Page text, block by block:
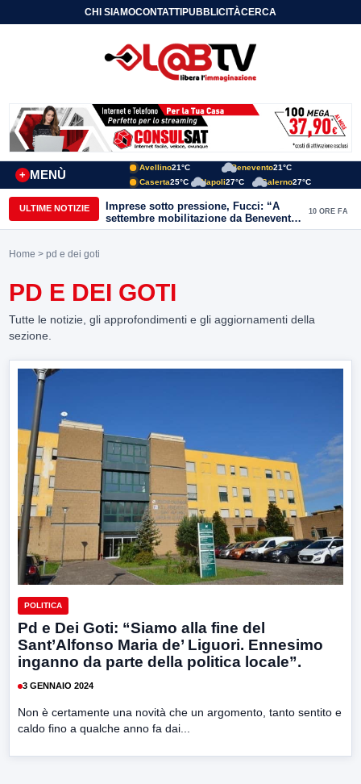
CHI SIAMOCONTATTIPUBBLICITÀCERCA
MENÙ
+
Avellino21°C Benevento21°C
Caserta25°C Napoli27°C Salerno27°C
ULTIME NOTIZIE
Imprese sotto pressione, Fucci: “A
settembre mobilitazione da Benevento
e Avellino”
10 ORE FA
Home > pd e dei goti
PD E DEI GOTI
Tutte le notizie, gli approfondimenti e gli aggiornamenti della
sezione.
POLITICA
Pd e Dei Goti: “Siamo alla fine del
Sant’Alfonso Maria de’ Liguori. Ennesimo
inganno da parte della politica locale”.
3 GENNAIO 2024
Non è certamente una novità che un argomento, tanto sentito e
caldo fino a qualche anno fa dai...